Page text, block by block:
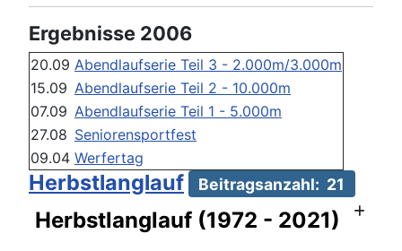
Ergebnisse 2006
20.09 Abendlaufserie Teil 3 - 2.000m/3.000m
15.09 Abendlaufserie Teil 2 - 10.000m
07.09 Abendlaufserie Teil 1 - 5.000m
27.08 Seniorensportfest
09.04 Werfertag
Herbstlanglauf Beitragsanzahl: 21
Herbstlanglauf (1972 - 2021)